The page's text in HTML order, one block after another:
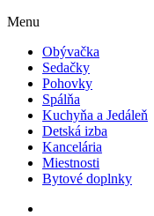
Menu
Obývačka
Sedačky
Pohovky
Spálňa
Kuchyňa a Jedáleň
Detská izba
Kancelária
Miestnosti
Bytové doplnky